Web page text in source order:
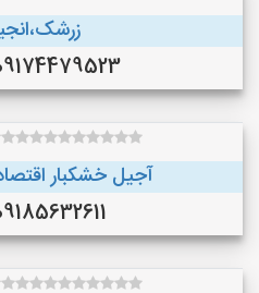
09174479523
آجیل خشکبار
09185632611